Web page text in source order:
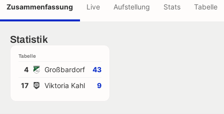
Zusammenfassung Live Aufstellung Stats Tabelle
Statistik
Tabelle
4 Großbardorf
43
17
Viktoria Kahl 9